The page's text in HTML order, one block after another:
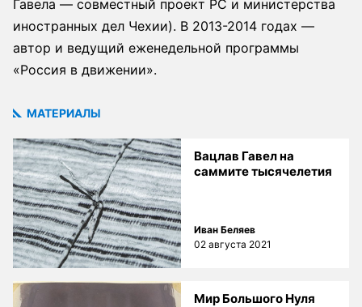
Гавела — совместный проект РС и министерства
иностранных дел Чехии). В 2013-2014 годах —
автор и ведущий еженедельной программы
«Россия в движении».
МАТЕРИАЛЫ
Вацлав Гавел на
саммите тысячелетия
Иван Беляев
02 августа 2021
Мир Большого Нуля